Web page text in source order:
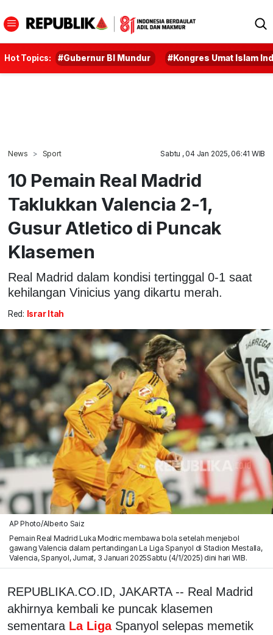
Hot Topics: #Gubernur BI Mundur #Kongres Umat Islam
News Sport Sabtu , 04 Jan 2025, 06:41 WIB
10 Pemain Real Madrid
Taklukkan Valencia 2-1,
Gusur Atletico di Puncak
Klasemen
Real Madrid dalam kondisi tertinggal 0-1 saat
kehilangan Vinicius yang dikartu merah.
Red: Israr Itah
AP Photo/Alberto Saiz
Pemain Real Madrid Luka Modric membawa bola setelah menjebol
gawang Valencia dalam pertandingan La Liga Spanyol di Stadion Mestalla,
Valencia, Spanyol, Jumat, 3 Januari 2025Sabtu (4/1/2025) dini hari WIB.
REPUBLIKA.CO.ID, JAKARTA -- Real Madrid
akhirnya kembali ke puncak klasemen
sementara La Liga Spanyol selepas memetik